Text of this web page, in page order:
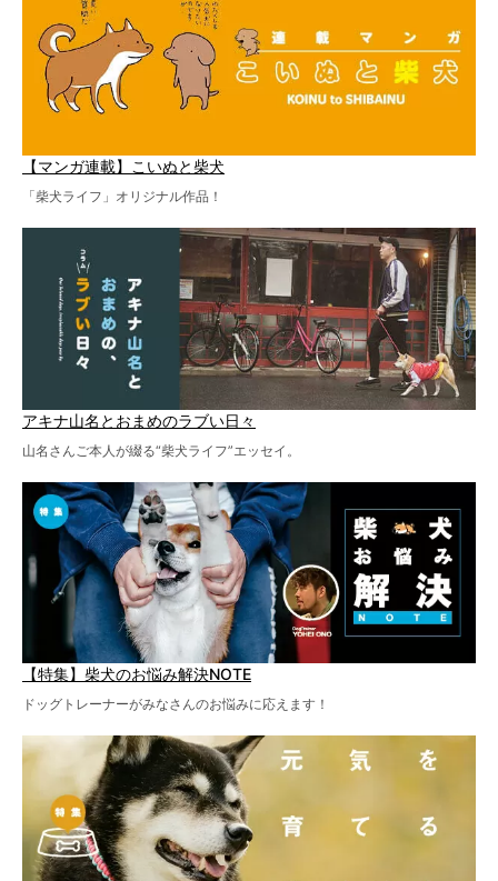
【マンガ連載】こいぬと柴犬
「柴犬ライフ」オリジナル作品！
アキナ山名とおまめのラブい日々
山名さんご本人が綴る“柴犬ライフ”エッセイ。
【特集】柴犬のお悩み解決NOTE
ドッグトレーナーがみなさんのお悩みに応えます！